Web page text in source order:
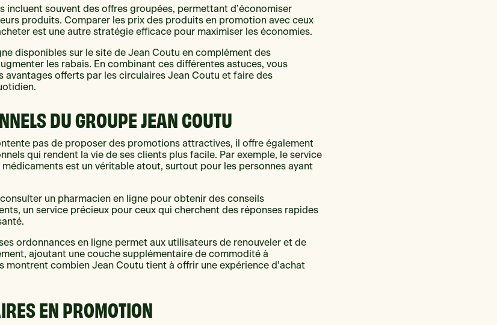
incluent souvent des offres groupées, permettant d’économiser
produits. Comparer les prix des produits en promotion avec ceux
est une autre stratégie efficace pour maximiser les économies.
disponibles sur le site de Jean Coutu en complément des
les rabais. En combinant ces différentes astuces, vous
avantages offerts par les circulaires Jean Coutu et faire des
DU GROUPE JEAN COUTU
pas de proposer des promotions attractives, il offre également
qui rendent la vie de ses clients plus facile. Par exemple, le service
est un véritable atout, surtout pour les personnes ayant
un pharmacien en ligne pour obtenir des conseils
un service précieux pour ceux qui cherchent des réponses rapides
ordonnances en ligne permet aux utilisateurs de renouveler et de
ajoutant une couche supplémentaire de commodité à
montrent combien Jean Coutu tient à offrir une expérience d’achat
EN PROMOTION